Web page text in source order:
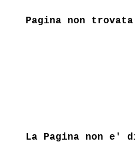
Pagina non trovata
La Pagina non e'